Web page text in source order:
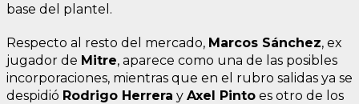
base del plantel.
Respecto al resto del mercado, Marcos Sánchez, ex
jugador de Mitre, aparece como una de las posibles
incorporaciones, mientras que en el rubro salidas ya se
despidió Rodrigo Herrera y Axel Pinto es otro de los